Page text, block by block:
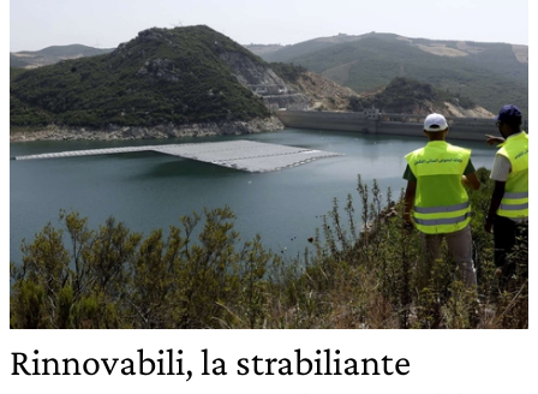
Rinnovabili, la strabiliante